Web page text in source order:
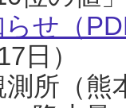
せ（
日）
所（熊